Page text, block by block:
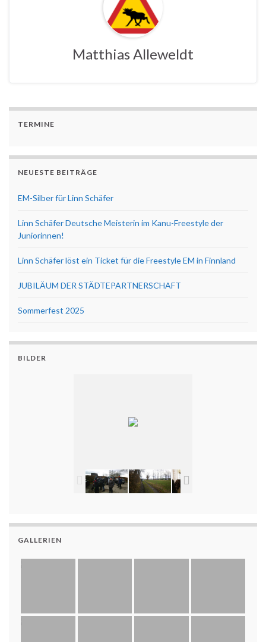
Matthias Alleweldt
TERMINE
NEUESTE BEITRÄGE
EM-Silber für Linn Schäfer
Linn Schäfer Deutsche Meisterin im Kanu-Freestyle der
Juniorinnen!
Linn Schäfer löst ein Ticket für die Freestyle EM in Finnland
JUBILÄUM DER STÄDTEPARTNERSCHAFT
Sommerfest 2025
BILDER
GALLERIEN